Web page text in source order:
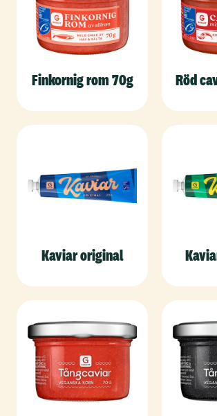
Finkornig rom 70g Röd
Kaviar original